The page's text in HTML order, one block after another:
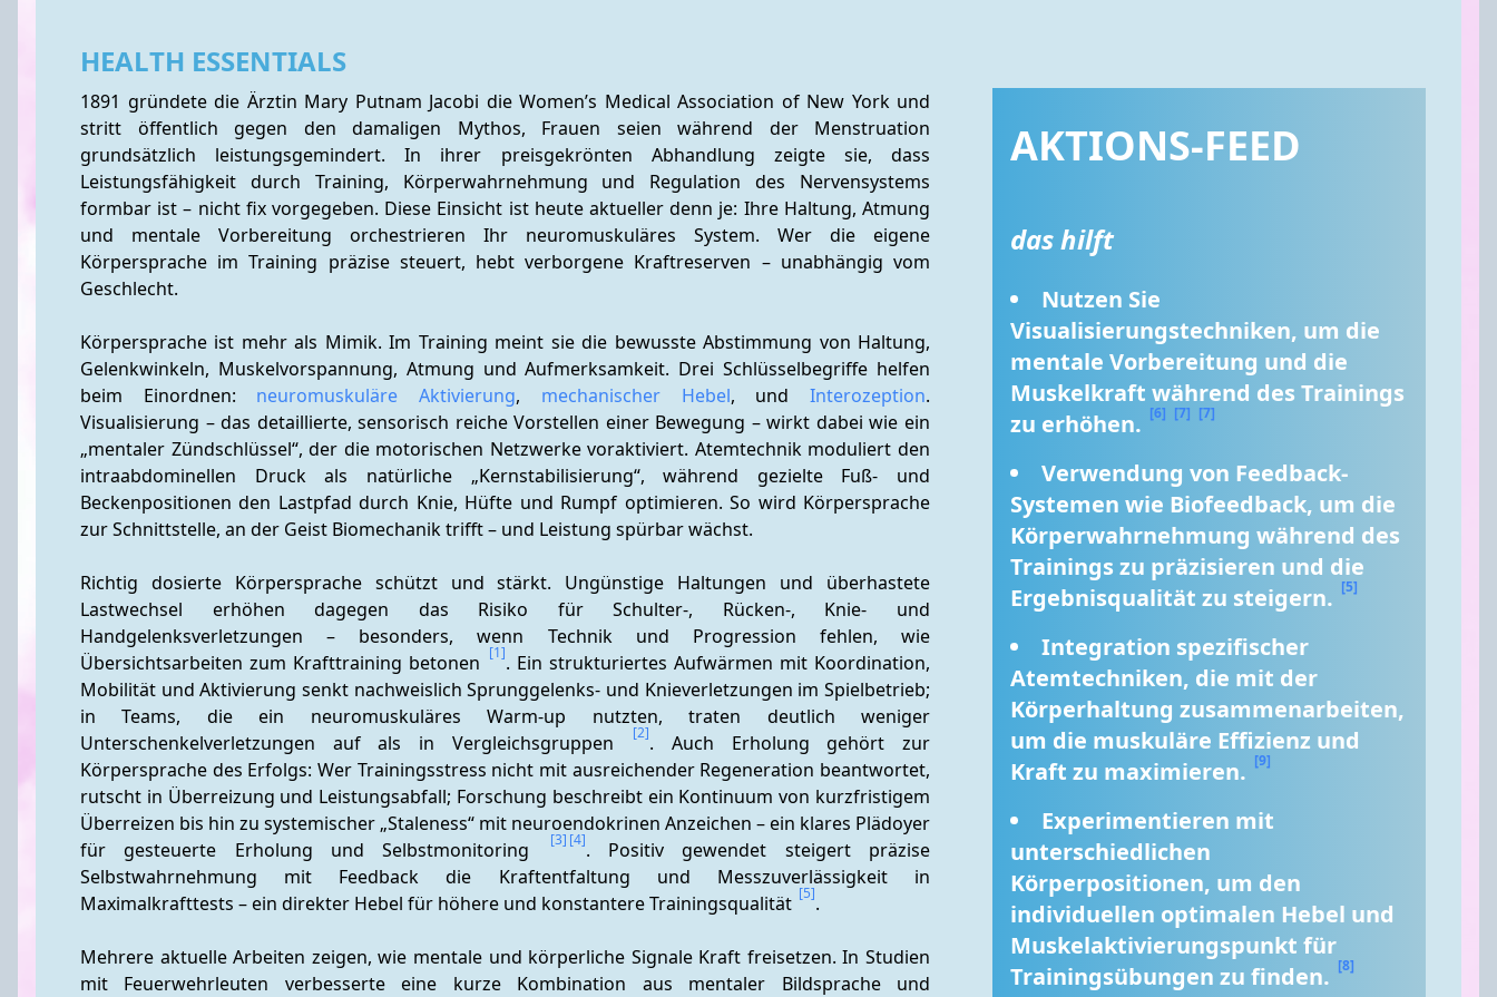
HEALTH ESSENTIALS
1891 gründete die Ärztin Mary Putnam Jacobi die Women’s Medical Association of New York und
stritt öffentlich gegen den damaligen Mythos, Frauen seien während der Menstruation
grundsätzlich leistungsgemindert. In ihrer preisgekrönten Abhandlung zeigte sie, dass
Leistungsfähigkeit durch Training, Körperwahrnehmung und Regulation des Nervensystems
formbar ist – nicht fix vorgegeben. Diese Einsicht ist heute aktueller denn je: Ihre Haltung, Atmung
und mentale Vorbereitung orchestrieren Ihr neuromuskuläres System. Wer die eigene
Körpersprache im Training präzise steuert, hebt verborgene Kraftreserven – unabhängig vom
Geschlecht.
Körpersprache ist mehr als Mimik. Im Training meint sie die bewusste Abstimmung von Haltung,
Gelenkwinkeln, Muskelvorspannung, Atmung und Aufmerksamkeit. Drei Schlüsselbegriffe helfen
beim Einordnen: neuromuskuläre Aktivierung, mechanischer Hebel, und Interozeption.
Visualisierung – das detaillierte, sensorisch reiche Vorstellen einer Bewegung – wirkt dabei wie ein
„mentaler Zündschlüssel“, der die motorischen Netzwerke voraktiviert. Atemtechnik moduliert den
intraabdominellen Druck als natürliche „Kernstabilisierung“, während gezielte Fuß- und
Beckenpositionen den Lastpfad durch Knie, Hüfte und Rumpf optimieren. So wird Körpersprache
zur Schnittstelle, an der Geist Biomechanik trifft – und Leistung spürbar wächst.
Richtig dosierte Körpersprache schützt und stärkt. Ungünstige Haltungen und überhastete
Lastwechsel erhöhen dagegen das Risiko für Schulter-, Rücken-, Knie- und
Handgelenksverletzungen – besonders, wenn Technik und Progression fehlen, wie
Übersichtsarbeiten zum Krafttraining betonen [1]. Ein strukturiertes Aufwärmen mit Koordination,
Mobilität und Aktivierung senkt nachweislich Sprunggelenks- und Knieverletzungen im Spielbetrieb;
in Teams, die ein neuromuskuläres Warm-up nutzten, traten deutlich weniger
Unterschenkelverletzungen auf als in Vergleichsgruppen
[2]. Auch Erholung gehört zur
Körpersprache des Erfolgs: Wer Trainingsstress nicht mit ausreichender Regeneration beantwortet,
rutscht in Überreizung und Leistungsabfall; Forschung beschreibt ein Kontinuum von kurzfristigem
Überreizen bis hin zu systemischer „Staleness“ mit neuroendokrinen Anzeichen – ein klares Plädoyer
für gesteuerte Erholung und Selbstmonitoring
[3] [4]. Positiv gewendet steigert präzise
Selbstwahrnehmung mit Feedback die Kraftentfaltung und Messzuverlässigkeit in
Maximalkrafttests – ein direkter Hebel für höhere und konstantere Trainingsqualität [5].
Mehrere aktuelle Arbeiten zeigen, wie mentale und körperliche Signale Kraft freisetzen. In Studien
mit Feuerwehrleuten verbesserte eine kurze Kombination aus mentaler Bildsprache und
AKTIONS-FEED
das hilft
Nutzen Sie
Visualisierungstechniken, um die
mentale Vorbereitung und die
Muskelkraft während des Trainings
zu erhöhen. [6] [7] [7]
Verwendung von Feedback-
Systemen wie Biofeedback, um die
Körperwahrnehmung während des
Trainings zu präzisieren und die
Ergebnisqualität zu steigern. [5]
Integration spezifischer
Atemtechniken, die mit der
Körperhaltung zusammenarbeiten,
um die muskuläre Effizienz und
Kraft zu maximieren. [9]
Experimentieren mit
unterschiedlichen
Körperpositionen, um den
individuellen optimalen Hebel und
Muskelaktivierungspunkt für
Trainingsübungen zu finden. [8]